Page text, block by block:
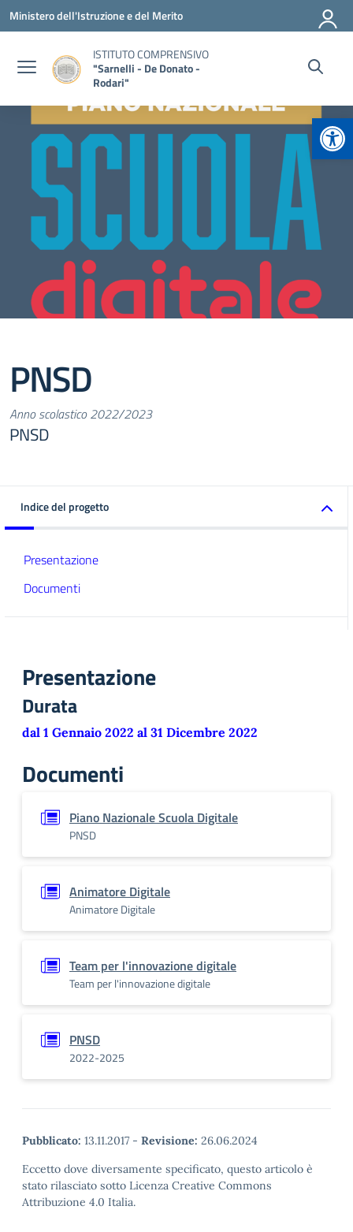
Vai ai contenuti
Vai al menu di navigazione
Vai al footer
Ministero dell'Istruzione e del Merito
ISTITUTO COMPRENSIVO
"Sarnelli - De Donato -
Rodari"
PNSD
Anno scolastico 2022/2023
PNSD
Indice del progetto
Presentazione
Documenti
Presentazione
Durata
dal 1 Gennaio 2022 al 31 Dicembre 2022
Documenti
Piano Nazionale Scuola Digitale
PNSD
Animatore Digitale
Animatore Digitale
Team per l'innovazione digitale
Team per l'innovazione digitale
PNSD
2022-2025
Pubblicato: 13.11.2017 - Revisione: 26.06.2024
Eccetto dove diversamente specificato, questo articolo è
stato rilasciato sotto Licenza Creative Commons
Attribuzione 4.0 Italia.